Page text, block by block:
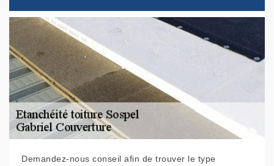
Demandez-nous conseil afin de trouver le type